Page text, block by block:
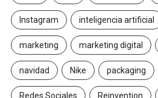
Instagram inteligencia artificial
marketing marketing digital
navidad Nike packaging
Redes Sociales Reinvention